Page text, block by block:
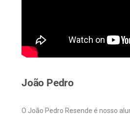
João Pedro
O João Pedro Resende é nosso